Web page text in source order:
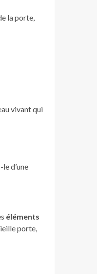
la porte,
vivant qui
d’une
éléments
porte,